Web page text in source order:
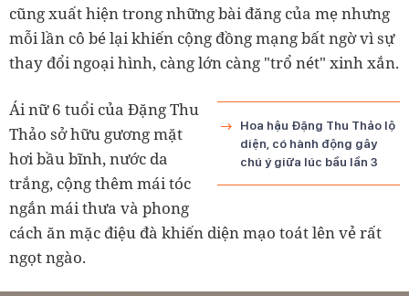
cũng xuất hiện trong những bài đăng của mẹ nhưng
mỗi lần cô bé lại khiến cộng đồng mạng bất ngờ vì sự
thay đổi ngoại hình, càng lớn càng "trổ nét" xinh xắn.
Hoa hậu Đặng Thu Thảo lộ
diện, có hành động gây
chú ý giữa lúc bầu lần 3
Ái nữ 6 tuổi của Đặng Thu
Thảo sở hữu gương mặt
hơi bầu bĩnh, nước da
trắng, cộng thêm mái tóc
ngắn mái thưa và phong
cách ăn mặc điệu đà khiến diện mạo toát lên vẻ rất
ngọt ngào.